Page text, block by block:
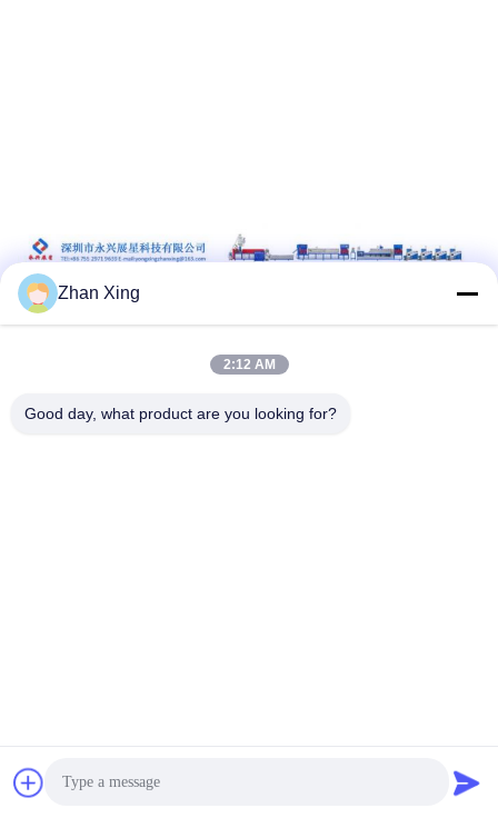
Ετικέτες:
Zhan Xing
2:12 AM
Good day, what product are you looking for?